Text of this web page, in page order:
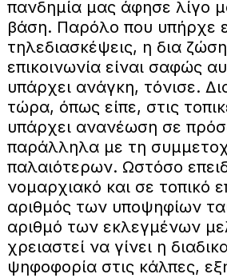
πανδημία μας άφησε λίγο
βάση. Παρόλο που υπήρχε
τηλεδιασκέψεις, η δια
επικοινωνία είναι σαφώς
υπάρχει ανάγκη, τόνισε.
τώρα, όπως είπε, στις
υπάρχει ανανέωση σε
παράλληλα με τη
παλαιότερων. Ωστόσο
νομαρχιακό και σε τοπικό
αριθμός των υποψηφίων
αριθμό των εκλεγμένων
χρειαστεί να γίνει η
ψηφοφορία στις κάλπες,